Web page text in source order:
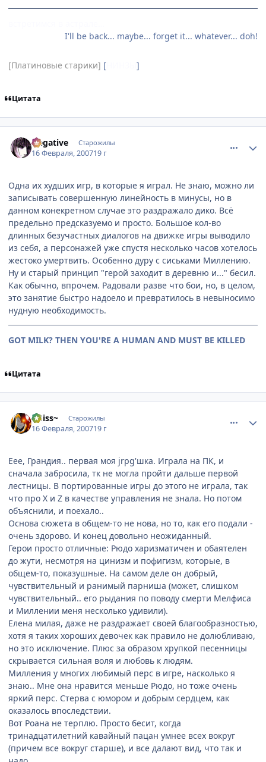
I'll be back... maybe... forget it... whatever... doh!
[Платиновые старики] [ ]
Цитата
Negative Старожилы
16 Февраля, 200719 г
Одна их худших игр, в которые я играл. Не знаю, можно ли
записывать совершенную линейность в минусы, но в
данном конекретном случае это раздражало дико. Всё
предельно предсказуемо и просто. Большое кол-во
длинных безучастных диалогов на движке игры выводило
из себя, а персонажей уже спустя несколько часов хотелось
жестоко умертвить. Особенно дуру с сиськами Миллению.
Ну и старый принцип "герой заходит в деревню и..." бесил.
Как обычно, впрочем. Радовали разве что бои, но, в целом,
это занятие быстро надоело и превратилось в невыносимо
нудную необходимость.
GOT MILK? THEN YOU'RE A HUMAN AND MUST BE KILLED
Цитата
~Hiss~ Старожилы
16 Февраля, 200719 г
Еее, Грандия.. первая моя jrpg'шка. Играла на ПК, и
сначала забросила, тк не могла пройти дальше первой
лестницы. В портированные игры до этого не играла, так
что про X и Z в качестве управления не знала. Но потом
объяснили, и поехало..
Основа сюжета в общем-то не нова, но то, как его подали -
очень здорово. И конец довольно неожиданный.
Герои просто отличные: Рюдо харизматичен и обаятелен
до жути, несмотря на цинизм и пофигизм, которые, в
общем-то, показушные. На самом деле он добрый,
чувствительный и ранимый парниша (может, слишком
чувствительный.. его рыдания по поводу смерти Мелфиса
и Миллении меня несколько удивили).
Елена милая, даже не раздражает своей благообразностью,
хотя я таких хороших девочек как правило не долюбливаю,
но это исключение. Плюс за образом хрупкой песенницы
скрывается сильная воля и любовь к людям.
Милления у многих любимый перс в игре, насколько я
знаю.. Мне она нравится меньше Рюдо, но тоже очень
яркий перс. Стерва с юмором и добрым сердцем, как
оказалось впоследствии.
Вот Роана не терплю. Просто бесит, когда
тринадцатилетний кавайный пацан умнее всех вокруг
(причем все вокруг старше), и все далают вид, что так и